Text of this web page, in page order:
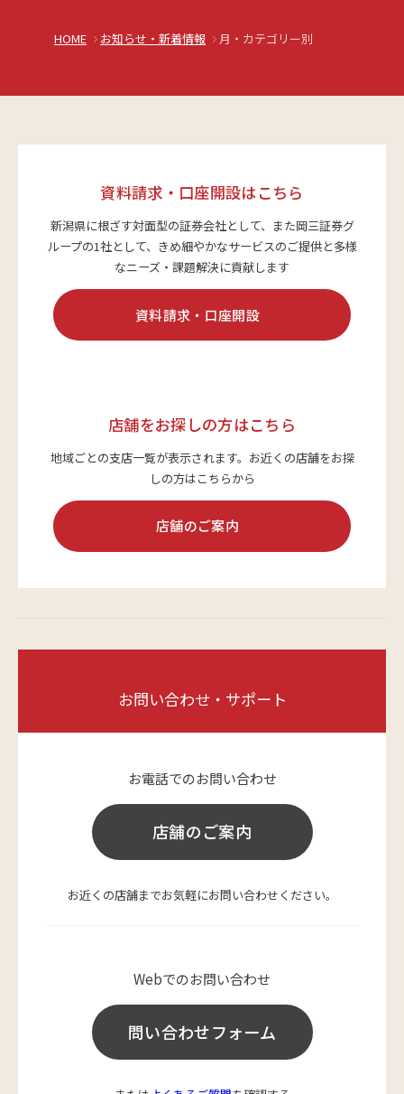
HOME お知らせ・新着情報 月・カテゴリー別
資料請求・口座開設はこちら
新潟県に根ざす対面型の証券会社として、また岡三証券グ
ループの1社として、 きめ細やかなサービスのご提供と多様
なニーズ・課題解決に貢献します
資料請求・口座開設
店舗をお探しの方はこちら
地域ごとの支店一覧が表示されます。 お近くの店舗をお探
しの方はこちらから
店舗のご案内
お問い合わせ・サポート
お電話でのお問い合わせ
店舗のご案内
お近くの店舗までお気軽にお問い合わせください。
Webでのお問い合わせ
問い合わせフォーム